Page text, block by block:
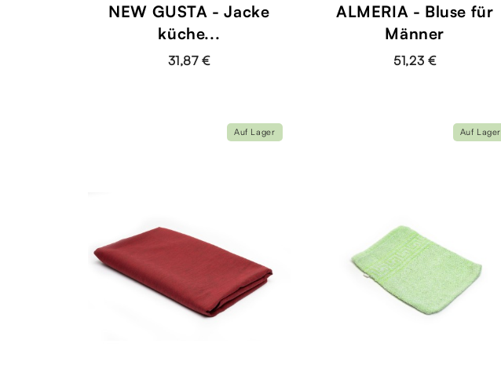
NEW GUSTA - Jacke
küche...
31,87 €
ALMERIA - Bluse für
Männer
51,23 €
Auf Lager Auf Lager